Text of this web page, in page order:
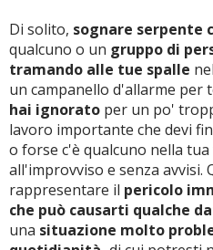
Di solito, sognare serpente
qualcuno o un gruppo di
tramando alle tue spalle
un campanello d'allarme per
hai ignorato per un po'
lavoro importante che devi
o forse c'è qualcuno nella
all'improvviso e senza avvisi.
rappresentare il pericolo
che può causarti qualche
una situazione molto